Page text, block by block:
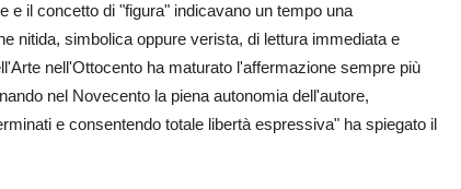
e il concetto di "figura" indicavano un tempo una
nitida, simbolica oppure verista, di lettura immediata e
nell'Ottocento ha maturato l'affermazione sempre più
nel Novecento la piena autonomia dell'autore,
e consentendo totale libertà espressiva" ha spiegato il